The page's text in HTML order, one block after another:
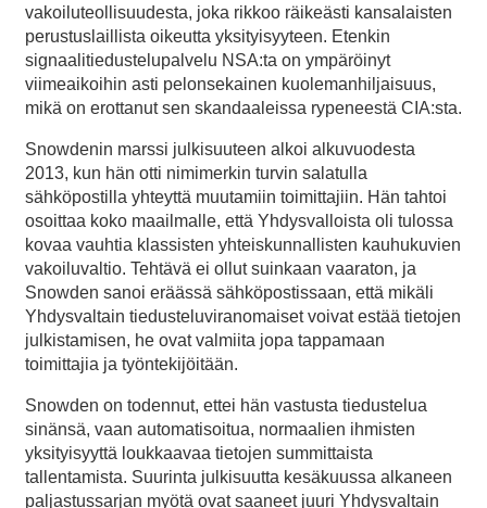
vakoiluteollisuudesta, joka rikkoo räikeästi kansalaisten
perustuslaillista oikeutta yksityisyyteen. Etenkin
signaalitiedustelupalvelu NSA:ta on ympäröinyt
viimeaikoihin asti pelonsekainen kuolemanhiljaisuus,
mikä on erottanut sen skandaaleissa rypeneestä CIA:sta.
Snowdenin marssi julkisuuteen alkoi alkuvuodesta
2013, kun hän otti nimimerkin turvin salatulla
sähköpostilla yhteyttä muutamiin toimittajiin. Hän tahtoi
osoittaa koko maailmalle, että Yhdysvalloista oli tulossa
kovaa vauhtia klassisten yhteiskunnallisten kauhukuvien
vakoiluvaltio. Tehtävä ei ollut suinkaan vaaraton, ja
Snowden sanoi eräässä sähköpostissaan, että mikäli
Yhdysvaltain tiedusteluviranomaiset voivat estää tietojen
julkistamisen, he ovat valmiita jopa tappamaan
toimittajia ja työntekijöitään.
Snowden on todennut, ettei hän vastusta tiedustelua
sinänsä, vaan automatisoitua, normaalien ihmisten
yksityisyyttä loukkaavaa tietojen summittaista
tallentamista. Suurinta julkisuutta kesäkuussa alkaneen
paljastussarjan myötä ovat saaneet juuri Yhdysvaltain